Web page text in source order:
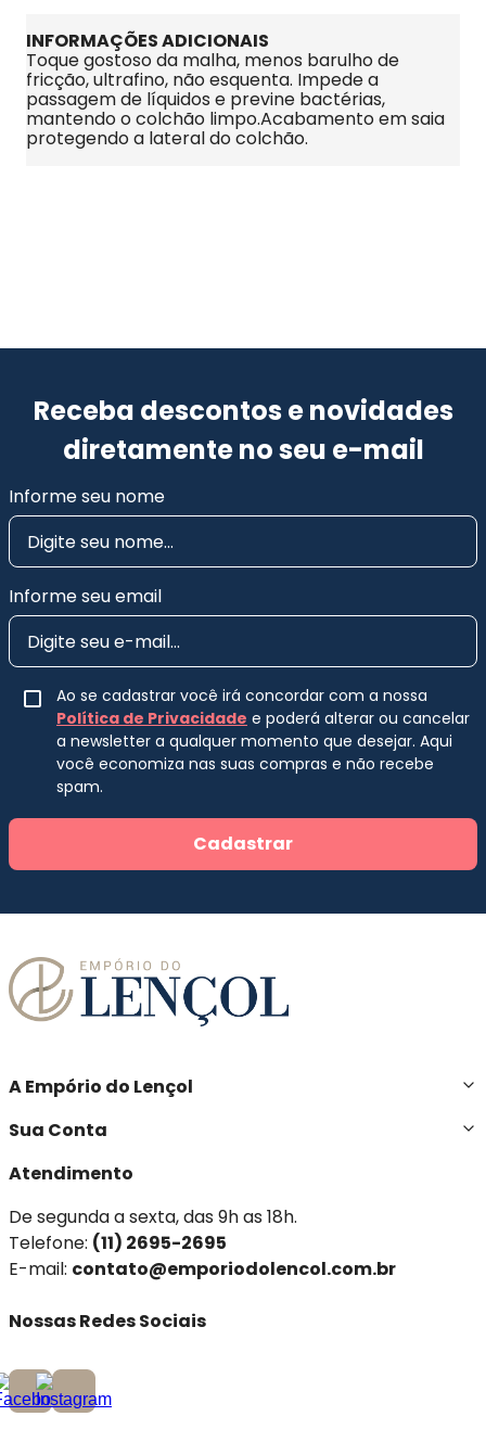
INFORMAÇÕES ADICIONAIS
Toque gostoso da malha, menos barulho de
fricção, ultrafino, não esquenta. Impede a
passagem de líquidos e previne bactérias,
mantendo o colchão limpo.Acabamento em saia
protegendo a lateral do colchão.
Receba descontos e novidades
diretamente no seu e-mail
Informe seu nome
Informe seu email
Ao se cadastrar você irá concordar com a nossa
Política de Privacidade e poderá alterar ou cancelar
a newsletter a qualquer momento que desejar. Aqui
você economiza nas suas compras e não recebe
spam.
Cadastrar
A Empório do Lençol
Sua Conta
Atendimento
De segunda a sexta, das 9h as 18h.
Telefone: (11) 2695-2695
E-mail: contato@emporiodolencol.com.br
Nossas Redes Sociais